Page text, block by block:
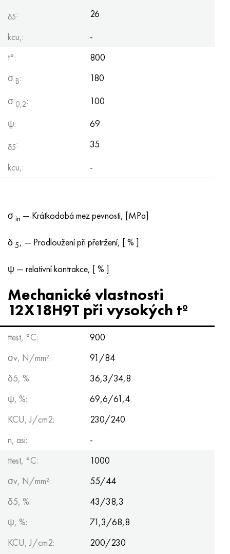
δ5:
26
kcu,:
-
t°:
800
σ B:
180
σ 0,2:
100
ψ:
69
δ5:
35
kcu,:
-
σ in — Krátkodobá mez pevnosti, [MPa]
δ 5, — Prodloužení při přetržení, [ % ]
ψ — relativní kontrakce, [ % ]
Mechanické vlastnosti
12X18H9T při vysokých tº
ttest, °С:
900
σv, N/mm²:
91/84
δ5, %:
36,3/34,8
ψ, %:
69,6/61,4
KCU, J/cm2:
230/240
n, asi:
-
ttest, °С:
1000
σv, N/mm²:
55/44
δ5, %:
43/38,3
ψ, %:
71,3/68,8
KCU, J/cm2:
200/230